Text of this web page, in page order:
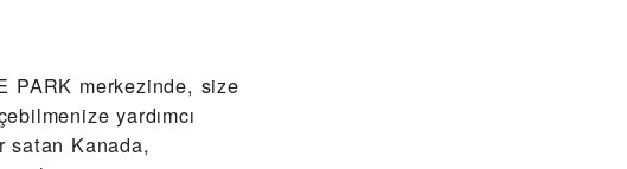
PARK‬ merkezinde, size
yardımcı
satan Kanada,